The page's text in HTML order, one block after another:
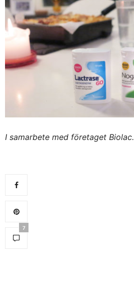
I samarbete med företaget Biolac.
7